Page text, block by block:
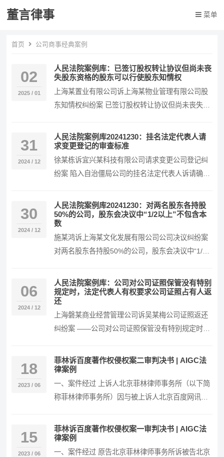
董言律事 菜单
首页 公司商事经典案例
02
2025 / 01
人民法院案例库：已签订股权转让协议但尚未丧
失股东资格的股东可以行使股东知情权
上海某置业有限公司诉上海某物业管理有限公司股
东知情权纠纷案 已签订股权转让协议但尚未丧失股
情…
31
2024 / 12
人民法院案例库20241230：挂名法定代表人请
求变更登记的审查标准
徐某栋诉宜兴某科技有限公司请求变更公司登记纠
纷案 陷入自治僵局公司的挂名法定代表人诉请确认
人…
30
2024 / 12
人民法院案例库20241230：对两名股东各持股
50%的公司，股东会决议中“1/2以上”不包含本
数
施某鸿诉上海某文化发展有限公司公司决议纠纷案
对两名股东各持股50%的公司，股东会决议中“1/2
06
2024 / 12
人民法院案例库：公司对公司证照保管没有特别
规定时，法定代表人有权要求公司证照占有人返
还
上海磐某商业经营管理公司诉吴某梅公司证照返还
纠纷案 ——公司对公司证照保管没有特别规定时，
1…
18
2023 / 06
菲林诉百度著作权侵权案二审判决书 | AIGC法
律案例
一、案件经过 上诉人北京菲林律师事务所（以下简
称菲林律师事务所）因与被上诉人北京百度网讯科
护作品…
15
2023 / 06
菲林诉百度著作权侵权案一审判决书 | AIGC法
律案例
一、案件经过 原告北京菲林律师事务所诉被告北京